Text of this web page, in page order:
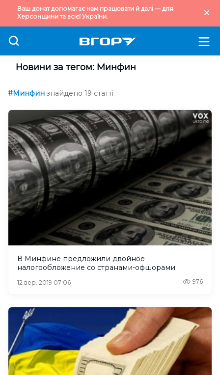
Ваш донат допомагає нам працювати й далі — для
Херсонщини та всієї України.
Новини за тегом: Минфин
#Минфин знайдено 19 статті
В Минфине предложили двойное
налогообложение со странами-офшорами
12 вер. 2019 07:06 976